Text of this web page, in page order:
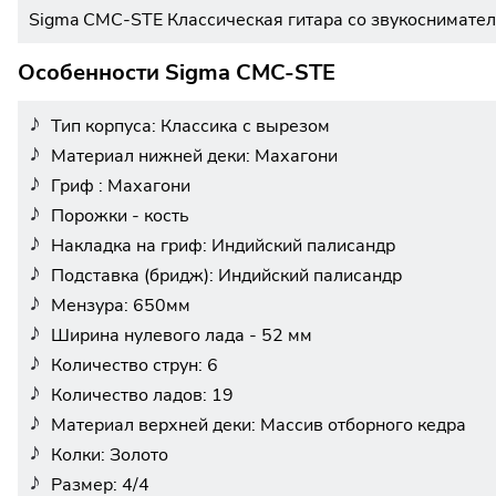
Sigma CMC-STE Классическая гитара со
Особенности Sigma CMC-STE
Тип корпуса: Классика с вырезом
Материал нижней деки: Махагони
Гриф : Махагони
Порожки - кость
Накладка на гриф: Индийский палисандр
Подставка (бридж): Индийский палисандр
Мензура: 650мм
Ширина нулевого лада - 52 мм
Количество струн: 6
Количество ладов: 19
Материал верхней деки: Массив отборного кедра
Колки: Золото
Размер: 4/4